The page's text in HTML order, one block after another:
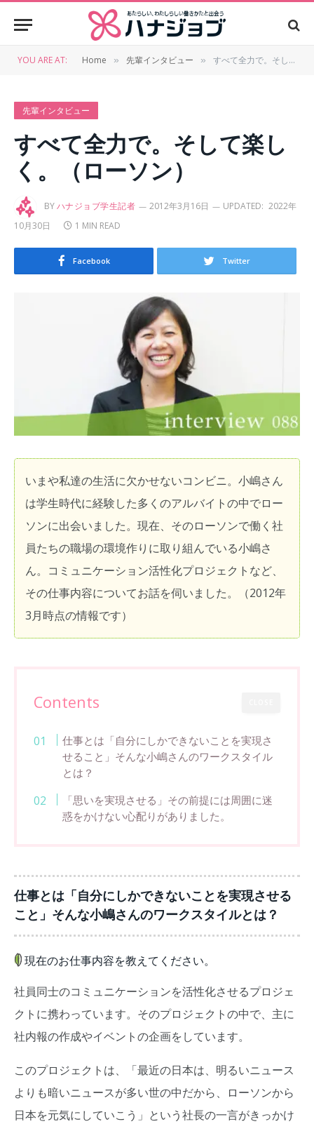
YOU ARE AT: Home » 先輩インタビュー » すべて全力で。そして楽しく。（ローソン）
先輩インタビュー
すべて全力で。そして楽し
く。（ローソン）
BYハナジョブ学生記者 2012年3月16日 UPDATED: 2022年
10月30日
1 MIN READ
Facebook Twitter
いまや私達の生活に欠かせないコンビニ。小嶋さん
は学生時代に経験した多くのアルバイトの中でロー
ソンに出会いました。現在、そのローソンで働く社
員たちの職場の環境作りに取り組んでいる小嶋さ
ん。コミュニケーション活性化プロジェクトなど、
その仕事内容についてお話を伺いました。（2012年
3月時点の情報です）
Contents
仕事とは「自分にしかできないことを実現さ
せること」そんな小嶋さんのワークスタイル
とは？
「思いを実現させる」その前提には周囲に迷
惑をかけない心配りがありました。
仕事とは「自分にしかできないことを実現させる
こと」そんな小嶋さんのワークスタイルとは？
現在のお仕事内容を教えてください。
社員同士のコミュニケーションを活性化させるプロジェ
クトに携わっています。そのプロジェクトの中で、主に
社内報の作成やイベントの企画をしています。
このプロジェクトは、「最近の日本は、明るいニュース
よりも暗いニュースが多い世の中だから、ローソンから
日本を元気にしていこう」という社長の一言がきっかけ